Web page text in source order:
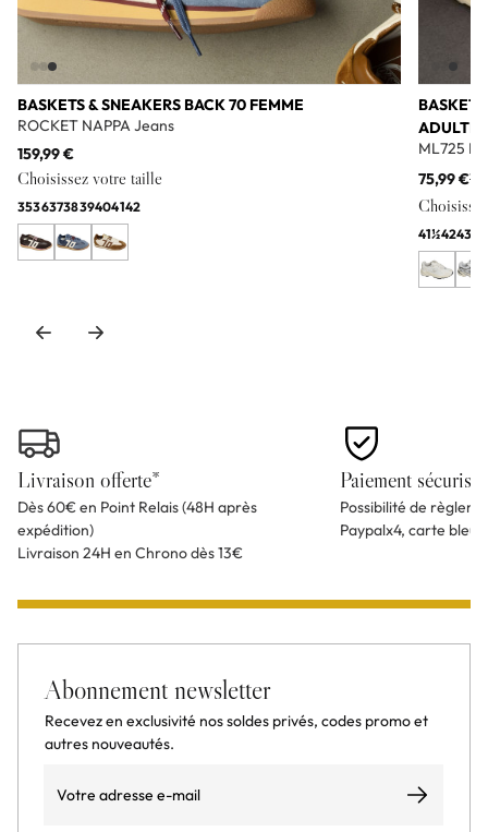
BASKETS & SNEAKERS BACK 70 FEMME
ROCKET NAPPA Jeans
159,99 €
Choisissez votre taille
3536373839404142
ADULTE
ML725
75,99 €
41½4243
Livraison offerte*
Dès 60€ en Point Relais (48H après
expédition)
Livraison 24H en Chrono dès 13€
Paiement sécurisé
Possibilité de
Paypalx4, carte
Abonnement newsletter
Recevez en exclusivité nos soldes privés, codes promo et
autres nouveautés.
S’abonner